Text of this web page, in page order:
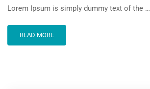
Lorem Ipsum is simply dummy text of the …
READ MORE